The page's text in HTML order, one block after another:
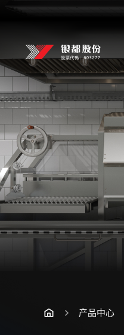
产品中心